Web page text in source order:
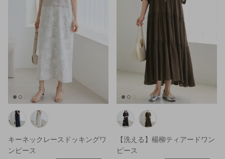
キーネックレースドッキングワ
ンピース
【洗える】楊柳ティアードワン
ピース